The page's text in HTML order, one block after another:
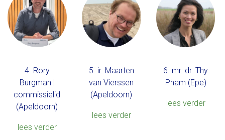
4. Rory
Burgman |
commissielid
(Apeldoorn)
lees verder
5. ir. Maarten
van Vierssen
(Apeldoorn)
lees verder
6. mr. dr. Thy
Pham (Epe)
lees verder